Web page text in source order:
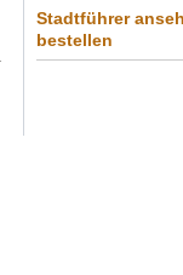
Stadtführer
bestellen